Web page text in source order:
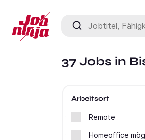
Jobtitel, Fähigkeit
37 Jobs in
Arbeitsort
Remote
Homeoffice